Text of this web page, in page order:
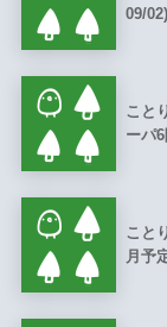
09/02)
こと
ーパ
こと
月予